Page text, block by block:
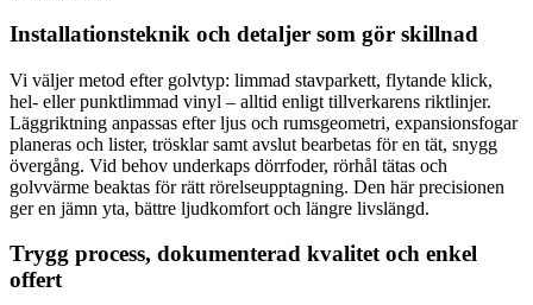
Installationsteknik och detaljer som gör skillnad
Vi väljer metod efter golvtyp: limmad stavparkett, flytande klick,
hel- eller punktlimmad vinyl – alltid enligt tillverkarens riktlinjer.
Läggriktning anpassas efter ljus och rumsgeometri, expansionsfogar
planeras och lister, trösklar samt avslut bearbetas för en tät, snygg
övergång. Vid behov underkaps dörrfoder, rörhål tätas och
golvvärme beaktas för rätt rörelseupptagning. Den här precisionen
ger en jämn yta, bättre ljudkomfort och längre livslängd.
Trygg process, dokumenterad kvalitet och enkel
offert